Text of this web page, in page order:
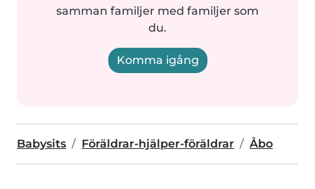
samman familjer med familjer som
du.
Komma igång
Babysits Föräldrar-hjälper-föräldrar Åbo